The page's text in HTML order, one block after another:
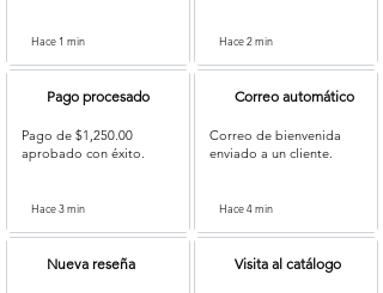
Hace 1 min
Pago procesado
Pago de $1,250.00
aprobado con éxito.
Hace 3 min
Nueva reseña
Hace 2 min
Correo automático
Correo de bienvenida
enviado a un cliente.
Hace 4 min
Visita al catálogo